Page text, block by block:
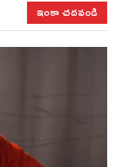
ఇంకా చదవండి